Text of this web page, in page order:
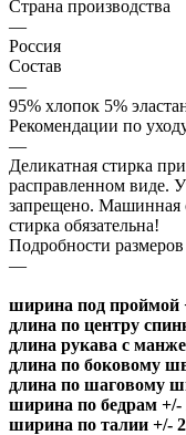
Страна производства
—
Россия
Состав
—
95% хлопок 5%
Рекомендации по
—
Деликатная стирка
расправленном виде.
запрещено. Машинная
стирка обязательна!
Подробности размеров
—
ширина под проймой
длина по центру
длина рукава с
длина по боковому
длина по шаговому
ширина по бедрам +/-
ширина по талии +/-